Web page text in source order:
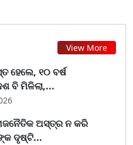
View More
ହେଲେ, ୧୦ ବର୍ଷ
ବି ମିଳିଲା,...
ଅସ୍ତ୍ର ନ କରି
ଦୃଷ୍ଟି...